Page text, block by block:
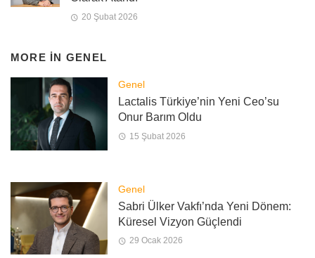
20 Şubat 2026
MORE IN GENEL
Genel
Lactalis Türkiye’nin Yeni Ceo’su
Onur Barım Oldu
15 Şubat 2026
Genel
Sabri Ülker Vakfı’nda Yeni Dönem:
Küresel Vizyon Güçlendi
29 Ocak 2026